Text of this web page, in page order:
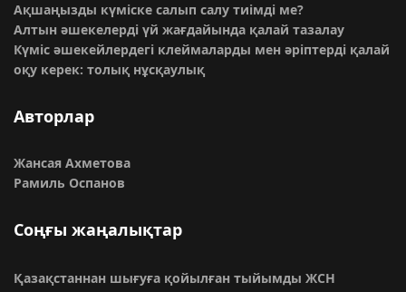
Ақшаңызды күміске салып салу тиімді ме?
Алтын әшекелерді үй жағдайында қалай тазалау
Күміс әшекейлердегі клеймаларды мен әріптерді қалай
оқу керек: толық нұсқаулық
Авторлар
Жансая Ахметова
Рамиль Оспанов
Соңғы жаңалықтар
Қазақстаннан шығуға қойылған тыйымды ЖСН